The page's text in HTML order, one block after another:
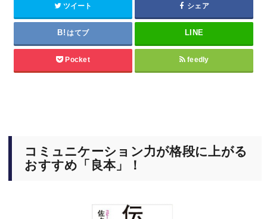
ツイート シェア
はてブ
Pocket feedly
コミュニケーション力が格段に上がる
おすすめ「良本」！